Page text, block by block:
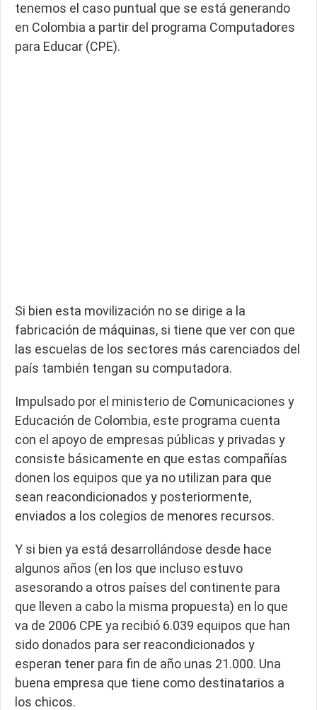
tenemos el caso puntual que se está generando
en Colombia a partir del programa Computadores
para Educar (CPE).
Si bien esta movilización no se dirige a la
fabricación de máquinas, si tiene que ver con que
las escuelas de los sectores más carenciados del
país también tengan su computadora.
Impulsado por el ministerio de Comunicaciones y
Educación de Colombia, este programa cuenta
con el apoyo de empresas públicas y privadas y
consiste básicamente en que estas compañías
donen los equipos que ya no utilizan para que
sean reacondicionados y posteriormente,
enviados a los colegios de menores recursos.
Y si bien ya está desarrollándose desde hace
algunos años (en los que incluso estuvo
asesorando a otros países del continente para
que lleven a cabo la misma propuesta) en lo que
va de 2006 CPE ya recibió 6.039 equipos que han
sido donados para ser reacondicionados y
esperan tener para fin de año unas 21.000. Una
buena empresa que tiene como destinatarios a
los chicos.